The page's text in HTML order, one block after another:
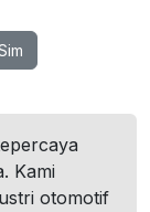
Kami
otomotif